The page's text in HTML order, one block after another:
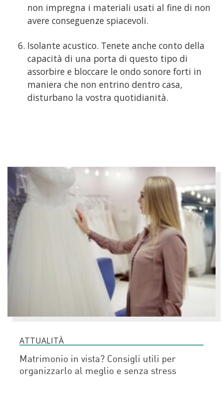
non impregna i materiali usati al fine di non
avere conseguenze spiacevoli.
Isolante acustico. Tenete anche conto della
capacità di una porta di questo tipo di
assorbire e bloccare le ondo sonore forti in
maniera che non entrino dentro casa,
disturbano la vostra quotidianità.
ATTUALITÀ
Matrimonio in vista? Consigli utili per
organizzarlo al meglio e senza stress